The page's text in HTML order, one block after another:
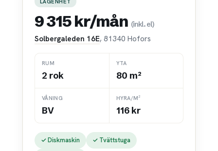
9 315 kr/mån (inkl. el)
Solbergaleden 16E, 81340 Hofors
RUM
2 rok
YTA
80 m²
VÅNING
BV
HYRA/M²
116 kr
✓ Diskmaskin
✓ Tvättstuga